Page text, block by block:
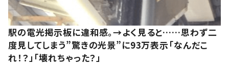
駅の電光掲示板に違和感。→よく見ると……思わず二
度見してしまう”驚きの光景”に93万表示「なんだこ
れ！？」「壊れちゃった？」